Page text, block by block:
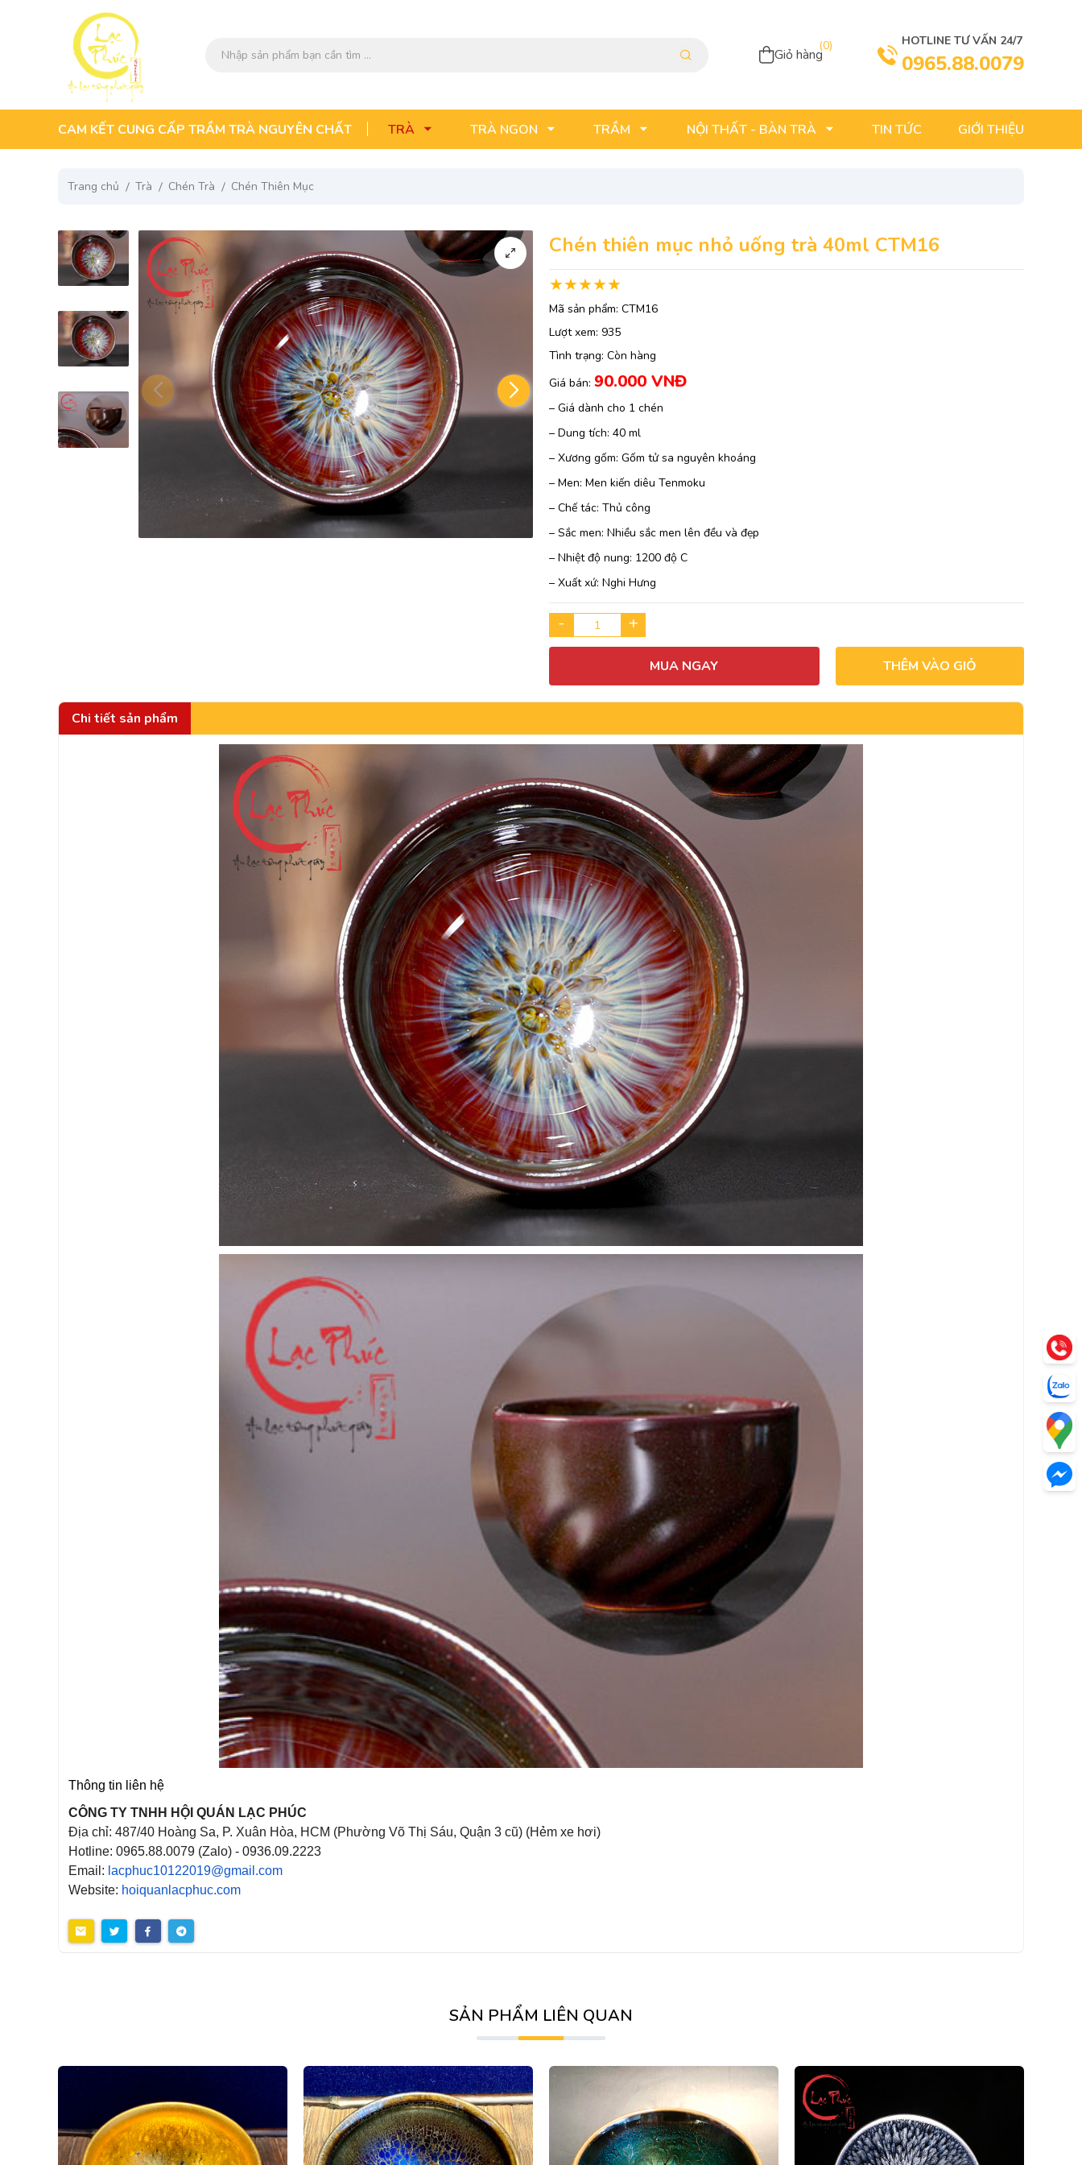
Giỏ hàng
(0) HOTLINE TƯ VẤN 24/7
0965.88.0079
CAM KẾT CUNG CẤP TRẦM TRÀ NGUYÊN CHẤT TRÀ TRÀ NGON TRẦM NỘI THẤT - BÀN TRÀ TIN TỨC GIỚI THIỆU
Trang chủ Trà Chén Trà Chén Thiên Mục
Chén thiên mục nhỏ uống trà 40ml CTM16
Mã sản phẩm: CTM16
Lượt xem: 935
Tình trạng: Còn hàng
Giá bán: 90.000 VNĐ
– Giá dành cho 1 chén
– Dung tích: 40 ml
– Xương gốm: Gốm tử sa nguyên khoáng
– Men: Men kiến diêu Tenmoku
– Chế tác: Thủ công
– Sắc men: Nhiều sắc men lên đều và đẹp
– Nhiệt độ nung: 1200 độ C
– Xuất xứ: Nghi Hưng
- +
MUA NGAY THÊM VÀO GIỎ
Chi tiết sản phẩm
Thông tin liên hệ
CÔNG TY TNHH HỘI QUÁN LẠC PHÚC
Địa chỉ: 487/40 Hoàng Sa, P. Xuân Hòa, HCM (Phường Võ Thị Sáu, Quận 3 cũ) (Hẻm xe hơi)
Hotline: 0965.88.0079 (Zalo) - 0936.09.2223
Email: lacphuc10122019@gmail.com
Website: hoiquanlacphuc.com
SẢN PHẨM LIÊN QUAN